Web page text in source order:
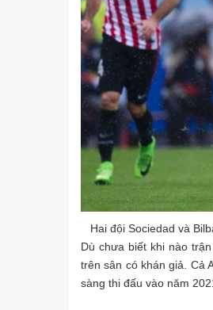
Hai đội Sociedad và
Dù chưa biết khi nào
trên sân có khán giả. Cả
sàng thi đấu vào năm